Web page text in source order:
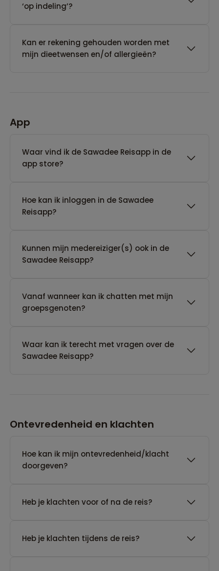
‘op indeling’?
Kan er rekening gehouden worden met
mijn dieetwensen en/of allergieën?
App
Waar vind ik de Sawadee Reisapp in de
app store?
Hoe kan ik inloggen in de Sawadee
Reisapp?
Kunnen mijn medereiziger(s) ook in de
Sawadee Reisapp?
Vanaf wanneer kan ik chatten met mijn
groepsgenoten?
Waar kan ik terecht met vragen over de
Sawadee Reisapp?
Ontevredenheid en klachten
Hoe kan ik mijn ontevredenheid/klacht
doorgeven?
Heb je klachten voor of na de reis?
Heb je klachten tijdens de reis?